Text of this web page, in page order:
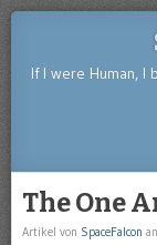
If I were Human, I
The One
Artikel von SpaceFalcon